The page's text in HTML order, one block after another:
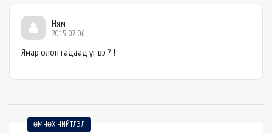
Ням
2015-07-06
Ямар олон гадаад үг вэ ?'!
ӨМНӨХ НИЙТЛЭЛ